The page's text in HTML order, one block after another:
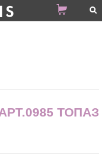
ТОПАЗ